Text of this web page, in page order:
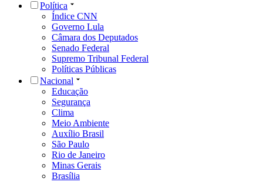
Política
Índice CNN
Governo Lula
Câmara dos Deputados
Senado Federal
Supremo Tribunal Federal
Políticas Públicas
Nacional
Educação
Segurança
Clima
Meio Ambiente
Auxílio Brasil
São Paulo
Rio de Janeiro
Minas Gerais
Brasília